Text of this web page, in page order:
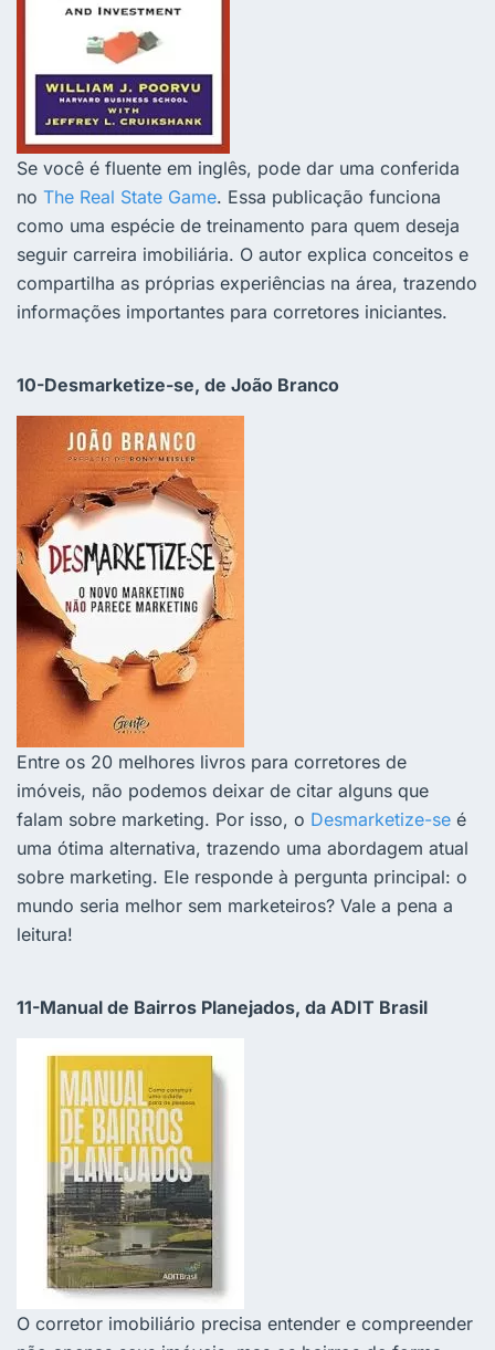
Se você é fluente em inglês, pode dar uma conferida
no The Real State Game. Essa publicação funciona
como uma espécie de treinamento para quem deseja
seguir carreira imobiliária. O autor explica conceitos e
compartilha as próprias experiências na área, trazendo
informações importantes para corretores iniciantes.
10-Desmarketize-se, de João Branco
Entre os 20 melhores livros para corretores de
imóveis, não podemos deixar de citar alguns que
falam sobre marketing. Por isso, o Desmarketize-se é
uma ótima alternativa, trazendo uma abordagem atual
sobre marketing. Ele responde à pergunta principal: o
mundo seria melhor sem marketeiros? Vale a pena a
leitura!
11-Manual de Bairros Planejados, da ADIT Brasil
O corretor imobiliário precisa entender e compreender